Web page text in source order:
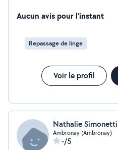
Aucun avis pour l'instant
Repassage de linge
Voir le profil
Nathalie Simonetti
Ambronay (Ambronay)
-/5